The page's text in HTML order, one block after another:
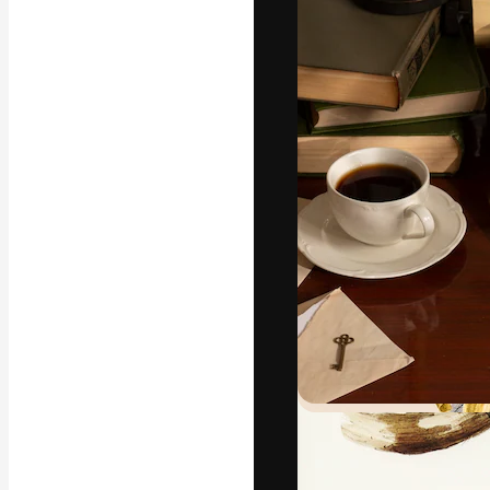
La plataforma
trabajo. Más
entre
estudios.
Español